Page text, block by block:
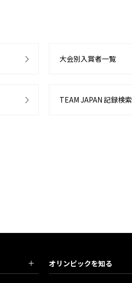
大会別入賞者一覧
TEAM JAPAN 記録検索
オリンピックを知る